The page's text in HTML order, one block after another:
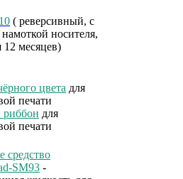
( реверсивный, с
носителя,
12 месяцев)
цвета для
печати
риббон для
печати
средство
SM93 -